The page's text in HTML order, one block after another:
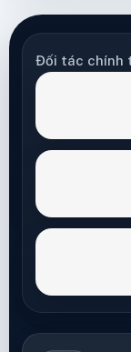
Đối tác chính